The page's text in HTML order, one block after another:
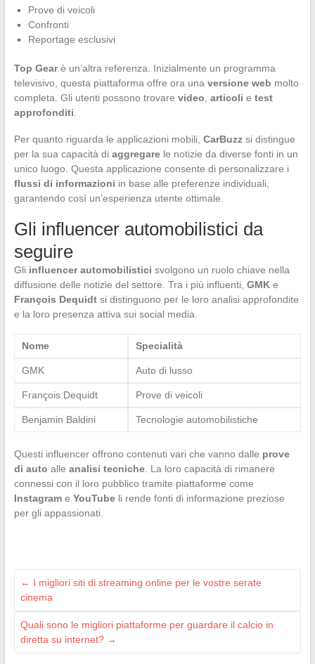
Prove di veicoli
Confronti
Reportage esclusivi
Top Gearè un’altra referenza. Inizialmente un programma
televisivo, questa piattaforma offre ora una versione web molto
completa. Gli utenti possono trovare video, articoli e test
approfonditi.
Per quanto riguarda le applicazioni mobili, CarBuzzsi distingue
per la sua capacità di aggregarele notizie da diverse fonti in un
unico luogo. Questa applicazione consente di personalizzare i
flussi di informazioni in base alle preferenze individuali,
garantendo così un’esperienza utente ottimale.
Gli influencer automobilistici da
seguire
Gli influencer automobilistici svolgono un ruolo chiave nella
diffusione delle notizie del settore. Tra i più influenti, GMKe
François Dequidtsi distinguono per le loro analisi approfondite
e la loro presenza attiva sui social media.
Nome Specialità
GMK Auto di lusso
François Dequidt Prove di veicoli
Benjamin Baldini Tecnologie automobilistiche
Questi influencer offrono contenuti vari che vanno dalle prove
di auto alle analisi tecniche. La loro capacità di rimanere
connessi con il loro pubblico tramite piattaforme come
Instagrame YouTubeli rende fonti di informazione preziose
per gli appassionati.
← I migliori siti di streaming online per le vostre serate
cinema
Quali sono le migliori piattaforme per guardare il calcio in
diretta su internet? →